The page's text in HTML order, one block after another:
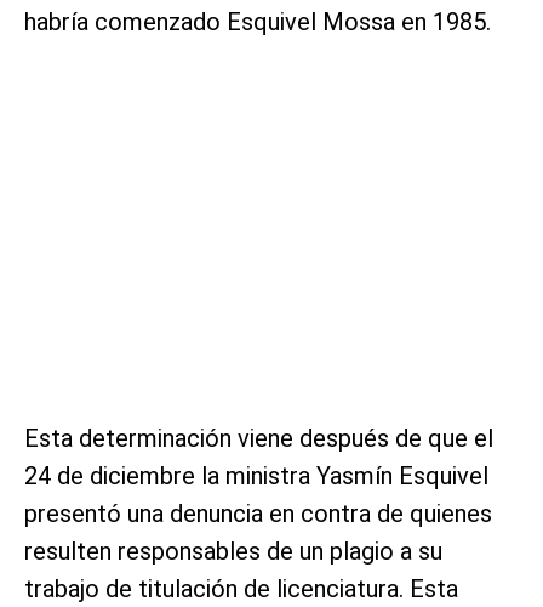
habría comenzado Esquivel Mossa en 1985.
Esta determinación viene después de que el
24 de diciembre la ministra Yasmín Esquivel
presentó una denuncia en contra de quienes
resulten responsables de un plagio a su
trabajo de titulación de licenciatura. Esta